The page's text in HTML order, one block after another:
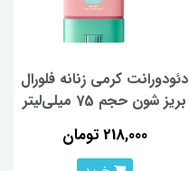
دئودورانت کرمی زنانه فلورال
بریز شون حجم 75 میلی‌لیتر
218,000 تومان